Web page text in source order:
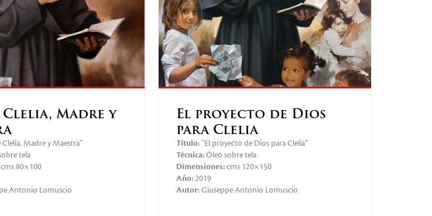
Madre y
Madre y Maestra”
tela
cms 80×100
Antonio Lomuscio
El proyecto de Dios
para Clelia
Título:“El proyecto de Dios para Clelia”
Técnica:Óleo sobre tela
Dimensiones:cms 120×150
Año:2019
Autor:Giuseppe Antonio Lomuscio